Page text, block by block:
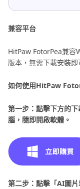
兼容平台
HitPaw FotorPea兼容
版本，無需下載安裝即
如何使用HitPaw
第一步：點擊下方的
腦，隨即開啟軟體。
第二步：點擊「AI圖